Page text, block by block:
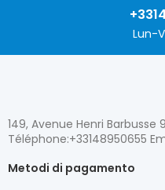
Lun-
149, Avenue Henri Barbusse
Téléphone:+33148950655
Metodi di pagamento